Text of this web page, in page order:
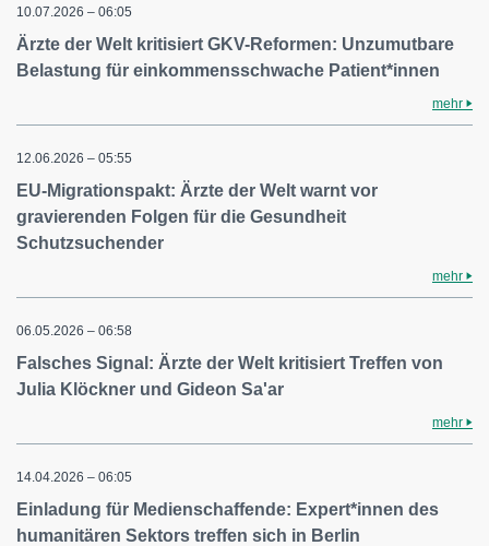
10.07.2026 – 06:05
Ärzte der Welt kritisiert GKV-Reformen: Unzumutbare
Belastung für einkommensschwache Patient*innen
mehr
12.06.2026 – 05:55
EU-Migrationspakt: Ärzte der Welt warnt vor
gravierenden Folgen für die Gesundheit
Schutzsuchender
mehr
06.05.2026 – 06:58
Falsches Signal: Ärzte der Welt kritisiert Treffen von
Julia Klöckner und Gideon Sa'ar
mehr
14.04.2026 – 06:05
Einladung für Medienschaffende: Expert*innen des
humanitären Sektors treffen sich in Berlin